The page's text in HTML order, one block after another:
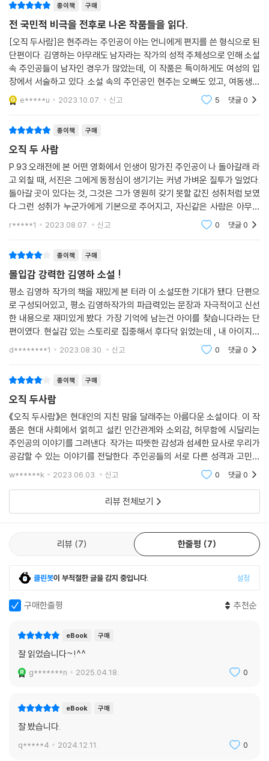
소설집의 마지막 수록작이 「신의 장난」인 것도 그래서 의미심장하게 느껴
진다. 신입사원 연수의 과정으로만 생각했던 방탈출게임은 갑자기 전혀 다
른 국면으로 접어든다. 주체성을 가진 인간, 생각하는 존재로서의 인간은
사라지고, 신과 같은 존재에 의해 ‘사육되’고 신체에 대한 결정권을 박탈당
하는 존재만 남는다. 인간의 눈높이에서 움직이던 소설 속 시선은 수면가
스가 등장하면서 갑자기 부감으로 바뀌는 것 같은 느낌이다. 독자는 이제
인물들의 시선으로 바라보지 않고 케이지를 내려다보는 신의 시선으로 그
들을 보게 된다. 「신의 장난」은 판타지적 상상력을 사실보다 더 사실처럼
과 맥이 닿아 있다.
이상문학상 대상 수상작인 「옥수수와 나」는 반전과 아이러니, 블랙유머에
더해 김영하의 전위적인 구성 감각을 즐길 수 있는 소설이다. 시점은 어지
럽게 바뀌고, 이야기의 전개는 예측불가능이다. 슬라보예 지젝의 유머로
시작해 그것으로 끝나는 이 중편소설에서 김영하는 작가와 독자, 출판인의
관계라는, 일반 독자들로서는 별로 관심이 없는 소재를 마치 기괴한 블랙
아 창작에 열정을 불태우면서 자기를 파괴하는 낭만주의적 작가상은 철저
현란한 플롯도 한국문학의 전통에서는 쉽게 보기 힘든 것이었다. 그러나
김영하의 서사적 기예는 이런 어지럽고 다층적인 이야기에서 더욱 빛난다.
마지막 줄을 읽을 때까지도 대부분의 독자는 도대체 이야기가 어떻게 끝날
지 가늠하기 어렵고, 다 읽은 후에는 다시 앞부분으로 돌아가게 된다.
「최은지와 박인수」 「인생의 원점」 그리고 「슈트」 이 세 편 역시 구성에서 김
매력이 캐릭터의 설정에 있었음을 보여준다는 점에서 중요하다. 최은지는
희생자도 아니고, 악인도 아니다. 박인수 역시 악덕 자본가나 음흉한 위선
자가 아니다. 선인도 악인도 없는 이야기는 한국 본격문학에는 흔하지만,
자신의 행동이 타인에게 어떤 영향을 미칠지에 무심한 최은지의 악행 아닌
악행은 현실에서는 자주 목격되어도 문학에서는 보기 힘들었던 새로운 인
간형이다. 박인수가 당면한 시련도 사건 자체로 흥미롭다. 그 시련 때문에
위선에도 위악에도 기대지 않으면서 직면한 위기를 돌파해가는 새로운 인
간형이 제시될 수 있었다. 「인생의 원점」의 서진과 인아는 또 어떤가. 이 소
설의 반전은 독자에게 커다란 쾌감을 주는 대신 서진과 인아가 도대체 어
떤 인물이었는지를 더 알고 싶어하게 만든다. 일종의 ‘아버지 찾기’를 수행
가 말하지 않은 어떤 것이 있고, 그것이 함의하는 불편함 때문에 그 인물에
게, ‘내가 미처 발견하지 못한 뭔가가 있을’ (186쪽) 거라는 의심을 품게 된
인간의 운명에 대한 깊은 성찰과 연민
라 할 것이다. 기왕의 서사적 기예는 더 유려해졌고, 거기에 인간의 운명에
대한 성숙한 시선과 깊은 연민이 더해졌다. 평단과 독서계도 호응했다. 작
가의 모든 소설집 중에서 가장 많은 독자의 사랑을 받았으며 수록작들이
는 이번이 마지막이라는 각오로 원고를 다시 꼼꼼히 읽고 문장과 구성을
다듬었다. 그에 더해 한 손에 잡히는 아담한 판형과 산뜻한 디자인의 새 표
지로 김영하 단편문학의 정수를 맛보려는 독자들에게 새롭게 다가가고자
종이책 구매
전 국민적 비극을 전후로 나온 작품들을 읽다.
[오직 두사람]은 현주라는 주인공이 아는 언니에게 편지를 쓴 형식으로 된
단편이다. 김영하는 아무래도 남자라는 작가의 성적 주체성으로 인해 소설
속 주인공들이 남자인 경우가 많았는데, 이 작품은 특이하게도 여성의 입
장에서 서술하고 있다. 소설 속의 주인공인 현주는 오빠도 있고, 여동생도
있다. 그럼에도 아빠의 사랑을 듬쁙받는 맏딸인 현주는 거의 모든 일을 아
빠와 함께 한
e*****u 2023.10.07. 신고 5 댓글0
종이책 구매
오직 두 사람
P.93 오래전에 본 어떤 영화에서 인생이 망가진 주인공이 나 돌아갈래 라
고 외칠 때, 서진은 그에게 동정심이 생기기는 커녕 가벼운 질투가 일었다.
돌아갈 곳이 있다는 것, 그것은 그가 영원히 갖기 못할 값진 성취처럼 보였
다.그런 성취가 누군가에게 기본으로 주어지고, 자신같은 사람은 아무리
노력해도 가딜 수 없는 것이라니 참으로 불공평하지 않은가.재밌긴 한데
r*****1 2023.08.07. 신고 0 댓글0
종이책 구매
몰입감 강력한 김영하 소설 !
평소 김영하 작가의 책을 재밌게 본 터라 이 소설또한 기대가 됐다. 단편으
로 구성되어있고, 평소 김영하작가의 파급력있는 문장과 자극적이고 신선
한 내용으로 재미있게 봤다. 가장 기억에 남는건 아이를 찾습니다라는 단
편이였다. 현실감 있는 스토리로 집중해서 후다닥 읽었는데 , 내 아이지만
내 아이가 아닌 아버지의 슬픔과 망가져가는 배우자를 바라볼 수 밖에 없
d********1 2023.08.30. 신고 0 댓글0
종이책 구매
오직 두사람
《오직 두사람》은 현대인의 지친 맘을 달래주는 아름다운 소설이다. 이 작
품은 현대 사회에서 얽히고 설킨 인간관계와 소외감, 허무함에 시달리는
주인공의 이야기를 그려낸다. 작가는 따뜻한 감성과 섬세한 묘사로 우리가
공감할 수 있는 이야기를 전달한다. 주인공들의 서로 다른 성격과 고민들
이 자연스럽게 풀어지면서, 우리는 자신의 삶과 관계에 대해 생각하게 된
w******k 2023.06.03. 신고 0 댓글0
리뷰 전체보기
리뷰 7 한줄평 7
클린봇이 부적절한 글을 감지 중입니다. 설정
구매한줄평 추천순
eBook 구매
잘 읽었습니다~!^^
g*******n 2025.04.18. 0
eBook 구매
잘 봤습니다.
q*****4 2024.12.11. 0